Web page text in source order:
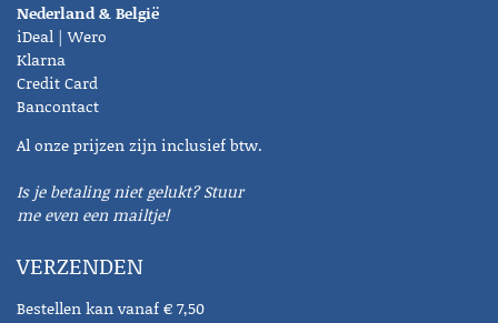
Nederland & België
iDeal | Wero
Klarna
Credit Card
Bancontact
Al onze prijzen zijn inclusief btw.
Is je betaling niet gelukt? Stuur
me even een mailtje!
VERZENDEN
Bestellen kan vanaf € 7,50